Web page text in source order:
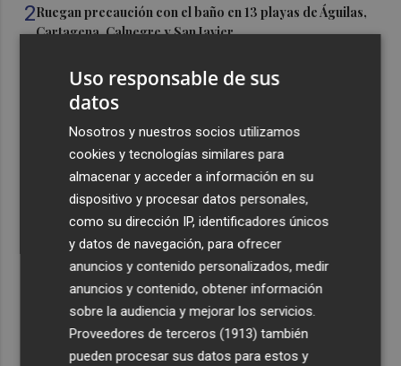
2Ruegan precaución con el baño en 13 playas de Águilas,
Cartagena, Calnegre y San Javier
por EEUU
la cultura
El Villarreal cierra la pretemporada con buenas
sensaciones y Ayoze como goleador
Recibe toda la actualidad de
Plaza Podcast en tu correo
Uso responsable de sus
datos
Nosotros y nuestros socios utilizamos
cookies y tecnologías similares para
almacenar y acceder a información en su
dispositivo y procesar datos personales,
como su dirección IP, identificadores únicos
y datos de navegación, para ofrecer
anuncios y contenido personalizados, medir
anuncios y contenido, obtener información
sobre la audiencia y mejorar los servicios.
Proveedores de terceros (1913) también
pueden procesar sus datos para estos y